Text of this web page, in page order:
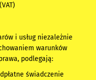
i usług niezależnie
warunków
podlegają:
świadczenie